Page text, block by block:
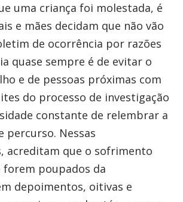
uma criança foi molestada, é
e mães decidam que não vão
de ocorrência por razões
quase sempre é de evitar o
e de pessoas próximas com
do processo de investigação
constante de relembrar a
percurso. Nessas
acreditam que o sofrimento
forem poupados da
depoimentos, oitivas e